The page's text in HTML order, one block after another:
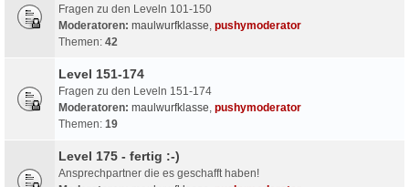
Fragen zu den Leveln 101-150
Moderatoren: maulwurfklasse, pushymoderator
Themen: 42
Level 151-174
Fragen zu den Leveln 151-174
Moderatoren: maulwurfklasse, pushymoderator
Themen: 19
Level 175 - fertig :-)
Ansprechpartner die es geschafft haben!